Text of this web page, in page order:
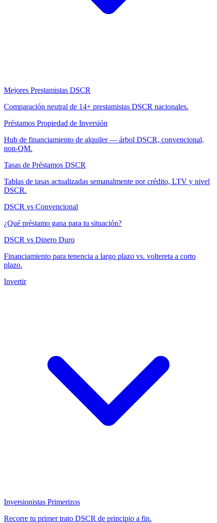
Mejores Prestamistas DSCR
Comparación neutral de 14+ prestamistas DSCR nacionales.
Préstamos Propiedad de Inversión
Hub de financiamiento de alquiler — árbol DSCR, convencional,
non-QM.
Tasas de Préstamos DSCR
Tablas de tasas actualizadas semanalmente por crédito, LTV y nivel
DSCR.
DSCR vs Convencional
¿Qué préstamo gana para tu situación?
DSCR vs Dinero Duro
Financiamiento para tenencia a largo plazo vs. voltereta a corto
plazo.
Invertir
Inversionistas Primerizos
Recorre tu primer trato DSCR de principio a fin.